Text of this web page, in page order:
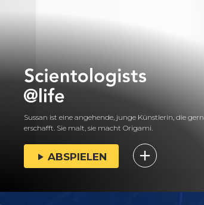
Sussan ist eine angehende, junge Künstlerin, die gern
erschafft. Sie malt, sie macht Origami.
ABSPIELEN